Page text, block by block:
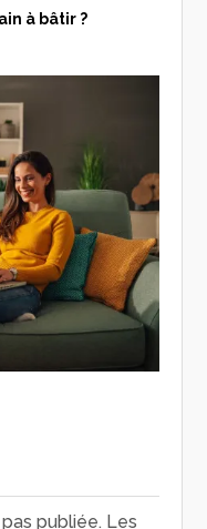
à bâtir ?
publiée. Les